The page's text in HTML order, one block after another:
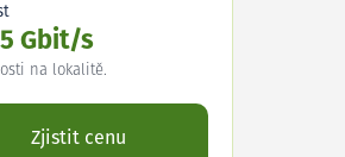
Gbit/s
na lokalitě.
Zjistit cenu